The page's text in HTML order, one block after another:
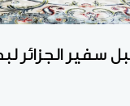
سفير الجزائر